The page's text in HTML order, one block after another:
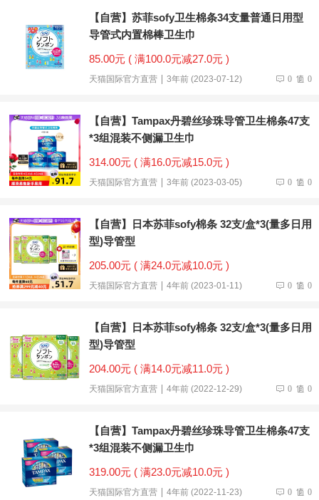
【自营】苏菲sofy卫生棉条34支量普通日用型
导管式内置棉棒卫生巾
85.00元 ( 满100.0元减27.0元 )
天猫国际官方直营 3年前 (2023-07-12) 0 0
【自营】Tampax丹碧丝珍珠导管卫生棉条47支
*3组混装不侧漏卫生巾
314.00元 ( 满16.0元减15.0元 )
天猫国际官方直营 3年前 (2023-03-05) 0 0
【自营】日本苏菲sofy棉条 32支/盒*3(量多日用
型)导管型
205.00元 ( 满24.0元减10.0元 )
天猫国际官方直营 4年前 (2023-01-11) 0 0
【自营】日本苏菲sofy棉条 32支/盒*3(量多日用
型)导管型
204.00元 ( 满14.0元减11.0元 )
天猫国际官方直营 4年前 (2022-12-29) 0 0
【自营】Tampax丹碧丝珍珠导管卫生棉条47支
*3组混装不侧漏卫生巾
319.00元 ( 满23.0元减10.0元 )
天猫国际官方直营 4年前 (2022-11-23) 0 0